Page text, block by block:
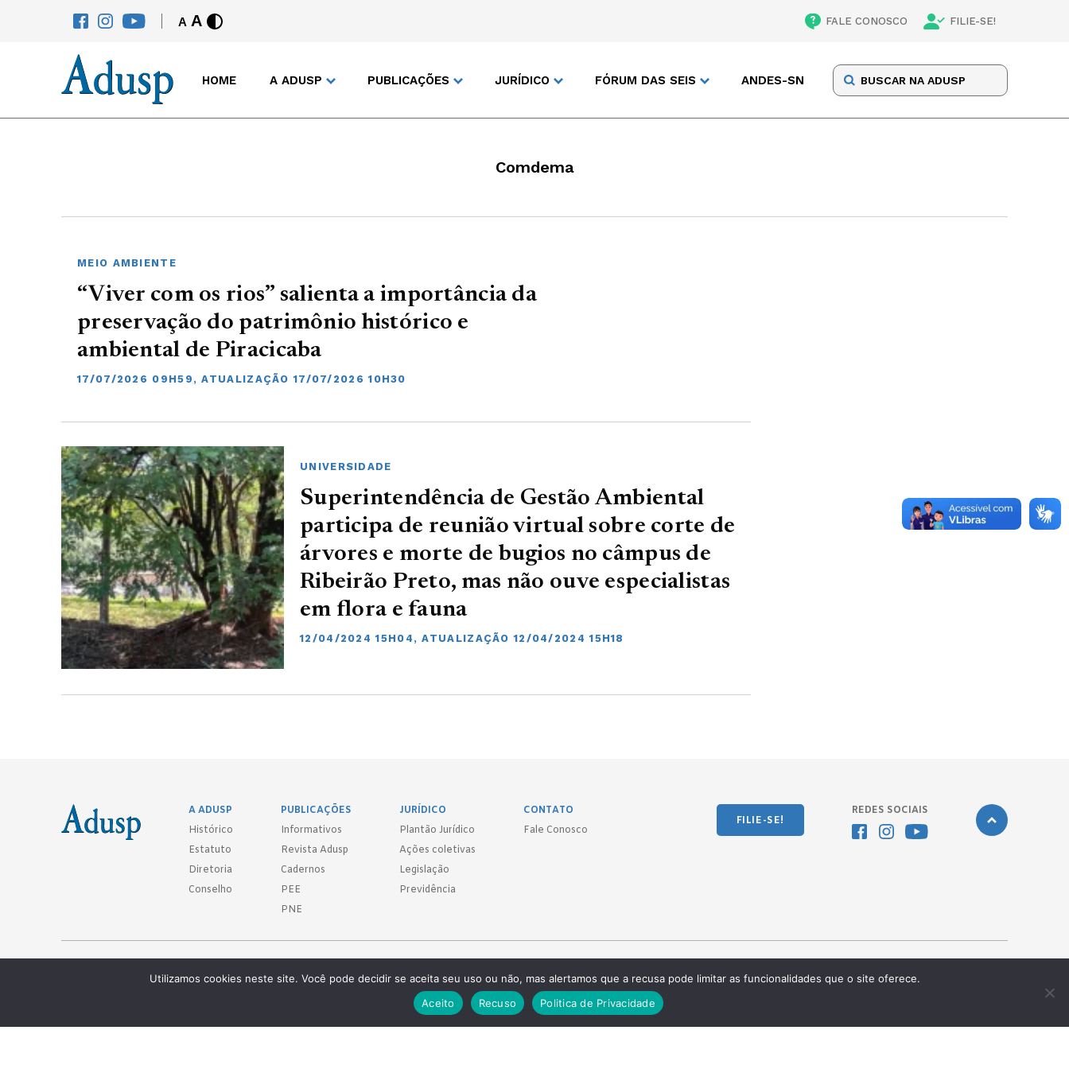
A A FALE CONOSCO FILIE-SE!
HOME A ADUSP PUBLICAÇÕES JURÍDICO FÓRUM DAS SEIS ANDES-SN
Comdema
MEIO AMBIENTE
“Viver com os rios” salienta a importância da
preservação do patrimônio histórico e
ambiental de Piracicaba
17/07/2026 09H59, ATUALIZAÇÃO 17/07/2026 10H30
UNIVERSIDADE
Superintendência de Gestão Ambiental
participa de reunião virtual sobre corte de
árvores e morte de bugios no câmpus de
Ribeirão Preto, mas não ouve especialistas
em flora e fauna
12/04/2024 15H04, ATUALIZAÇÃO 12/04/2024 15H18
A ADUSP
Histórico
Estatuto
Diretoria
Conselho
PUBLICAÇÕES
Informativos
Revista Adusp
Cadernos
PEE
PNE
JURÍDICO
Plantão Jurídico
Ações coletivas
Legislação
Previdência
CONTATO
Fale Conosco
FILIE-SE!
REDES SOCIAIS
Av. Prof. Almeida Prado, 1366 - São Paulo, SP - CEP 05508-070
Telefones: (11) 3091-4465 / 66 ● (11) 3813-5573 ● (11) 3815-9245 ● (11) 3814-1715 ● (11) 3032-5950
Desenvolvido pela
Utilizamos cookies neste site. Você pode decidir se aceita seu uso ou não, mas alertamos que a recusa pode limitar as funcionalidades que o site oferece.
Aceito
Recuso Politica de Privacidade